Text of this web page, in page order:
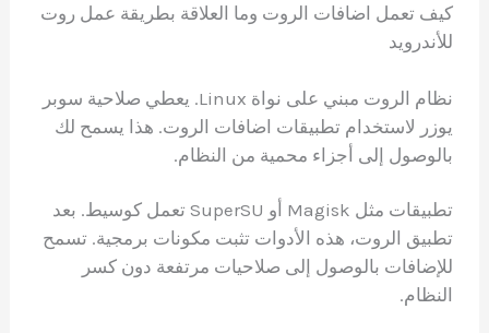
كيف تعمل اضافات الروت وما العلاقة بطريقة عمل روت
للأندرويد
نظام الروت مبني على نواة Linux. يعطي صلاحية سوبر
يوزر لاستخدام تطبيقات اضافات الروت. هذا يسمح لك
بالوصول إلى أجزاء محمية من النظام.
تطبيقات مثل Magisk أو SuperSU تعمل كوسيط. بعد
تطبيق الروت، هذه الأدوات تثبت مكونات برمجية. تسمح
للإضافات بالوصول إلى صلاحيات مرتفعة دون كسر
النظام.